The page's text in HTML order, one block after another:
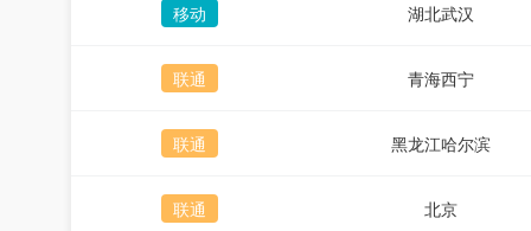
移动 湖北武汉
联通 青海西宁
联通 黑龙江哈尔滨
联通 北京